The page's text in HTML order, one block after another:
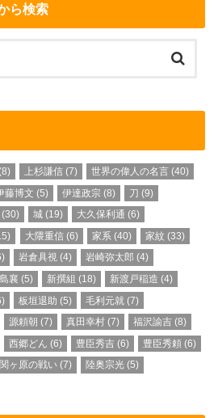
ら検索
上杉謙信(7) 世界の偉人の名言 (40)
藤博文 (5) 伊達政宗 (8) 刀 (9)
城 (19) 大久保利通 (6)
大隈重信(6) 家系(40) 家紋 (33)
岩倉具視(4) 岩崎弥太郎 (4)
襄 (5) 新撰組 (18) 新渡戸稲造 (4)
板垣退助 (5) 毛利元就 (7)
源頼朝 (7) 真田幸村 (7) 福沢諭吉 (8)
西郷どん (6) 豊臣秀吉 (6) 豊臣秀頼 (6)
関ヶ原の戦い(7) 陸奥宗光 (5)